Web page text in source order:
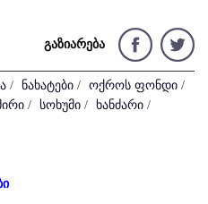
გაზიარება
/ ნახატები / ოქროს ფონდი /
/ სოხუმი / ხანძარი /